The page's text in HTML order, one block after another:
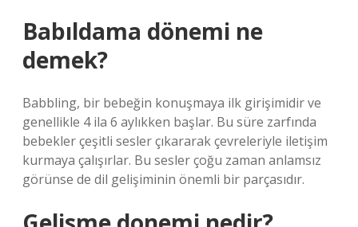
Babıldama dönemi ne
demek?
Babbling, bir bebeğin konuşmaya ilk girişimidir ve
genellikle 4 ila 6 aylıkken başlar. Bu süre zarfında
bebekler çeşitli sesler çıkararak çevreleriyle iletişim
kurmaya çalışırlar. Bu sesler çoğu zaman anlamsız
görünse de dil gelişiminin önemli bir parçasıdır.